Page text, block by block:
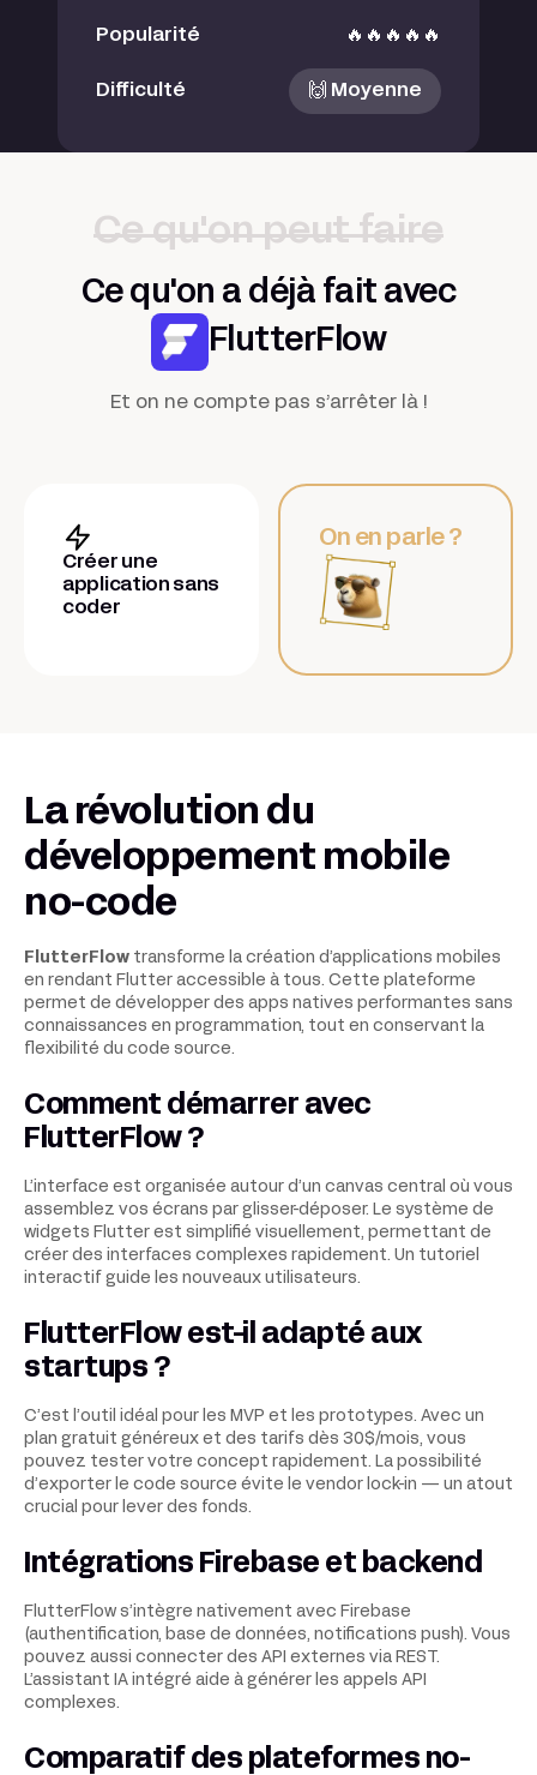
Popularité 🔥🔥🔥🔥🔥
Difficulté 🙌 Moyenne
Ce qu'on peut faire
Ce qu'on a déjà fait avec
FlutterFlow
Et on ne compte pas s’arrêter là !
Créer une
application sans
coder
On en parle ?
La révolution du
développement mobile
no-code
FlutterFlow transforme la création d’applications mobiles
en rendant Flutter accessible à tous. Cette plateforme
permet de développer des apps natives performantes sans
connaissances en programmation, tout en conservant la
flexibilité du code source.
Comment démarrer avec
FlutterFlow ?
L’interface est organisée autour d’un canvas central où vous
assemblez vos écrans par glisser-déposer. Le système de
widgets Flutter est simplifié visuellement, permettant de
créer des interfaces complexes rapidement. Un tutoriel
interactif guide les nouveaux utilisateurs.
FlutterFlow est-il adapté aux
startups ?
C’est l’outil idéal pour les MVP et les prototypes. Avec un
plan gratuit généreux et des tarifs dès 30$/mois, vous
pouvez tester votre concept rapidement. La possibilité
d’exporter le code source évite le vendor lock-in — un atout
crucial pour lever des fonds.
Intégrations Firebase et backend
FlutterFlow s’intègre nativement avec Firebase
(authentification, base de données, notifications push). Vous
pouvez aussi connecter des API externes via REST.
L’assistant IA intégré aide à générer les appels API
complexes.
Comparatif des plateformes no-